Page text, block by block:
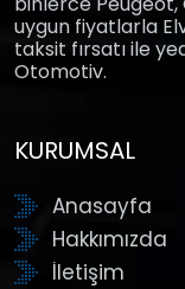
uygun fiyatlarla
taksit fırsatı ile
Otomotiv.
KURUMSAL
Anasayfa
Hakkımızda
İletişim